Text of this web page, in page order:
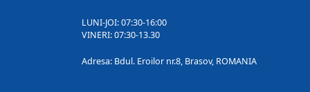
LUNI-JOI: 07:30-16:00
VINERI: 07:30-13.30
Adresa: Bdul. Eroilor nr.8, Brasov, ROMANIA